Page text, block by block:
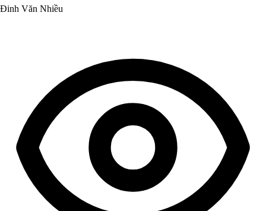
Đinh Văn Nhiều